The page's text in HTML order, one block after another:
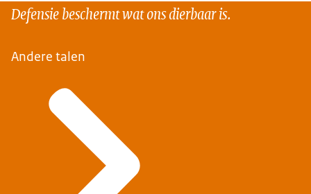
Defensie beschermt wat ons dierbaar is.
Andere talen